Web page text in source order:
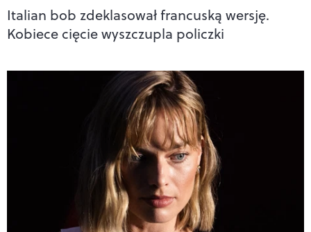
Italian bob zdeklasował francuską wersję.
Kobiece cięcie wyszczupla policzki